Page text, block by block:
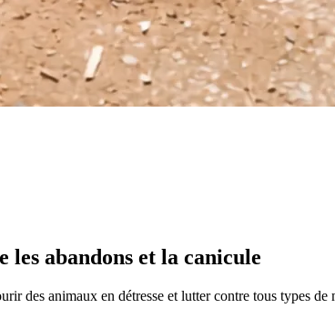
abandons et la canicule
des animaux en détresse et lutter contre tous types